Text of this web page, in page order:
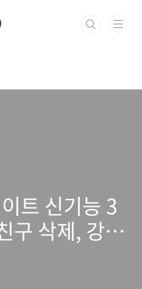
트 신기능 3
구 삭제, 강퇴